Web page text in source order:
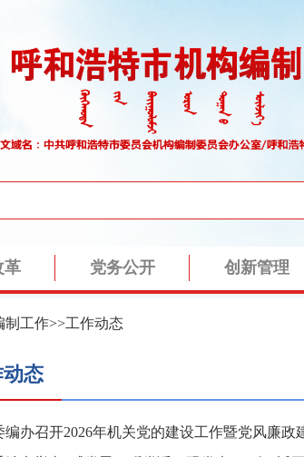
制工作>>工作动态
态
编办召开2026年机关党的建设工作暨党风廉政